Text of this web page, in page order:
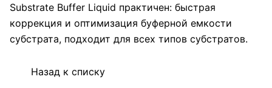
Substrate Buffer Liquid практичен: быстрая
коррекция и оптимизация буферной емкости
субстрата, подходит для всех типов субстратов.
Назад к списку